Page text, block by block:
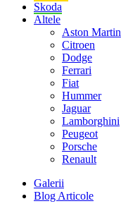
Skoda
Altele
Aston Martin
Citroen
Dodge
Ferrari
Fiat
Hummer
Jaguar
Lamborghini
Peugeot
Porsche
Renault
Galerii
Blog Articole